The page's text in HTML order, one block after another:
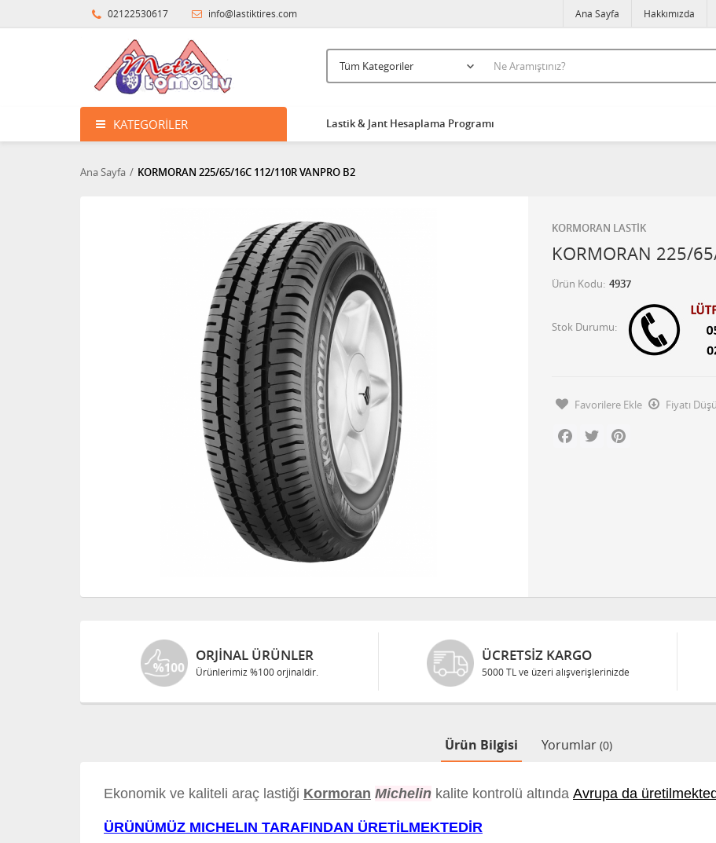
02122530617 info@lastiktires.com Ana Sayfa Hakkımızda
KATEGORILER Lastik & Jant Hesaplama Programı
Ana Sayfa KORMORAN 225/65/16C 112/110R VANPRO B2
KORMORAN LASTİK
KORMORAN 225/
Ürün Kodu 4937
Stok Durumu
Favorilere Ekle
Fiyatı
Facebook
Twitter
ORJINAL ÜRÜNLER
Ürünlerimiz %100 orjinaldir.
ÜCRETSIZ KARGO
5000 TL ve üzeri alışverişlerinizde
Ürün Bilgisi Yorumlar (0)
Ekonomik ve kaliteli araç lastiği Kormoran Michelin kalite kontrolü altında Avrupa da
ÜRÜNÜMÜZ MICHELIN TARAFINDAN ÜRETİLMEKTEDİR